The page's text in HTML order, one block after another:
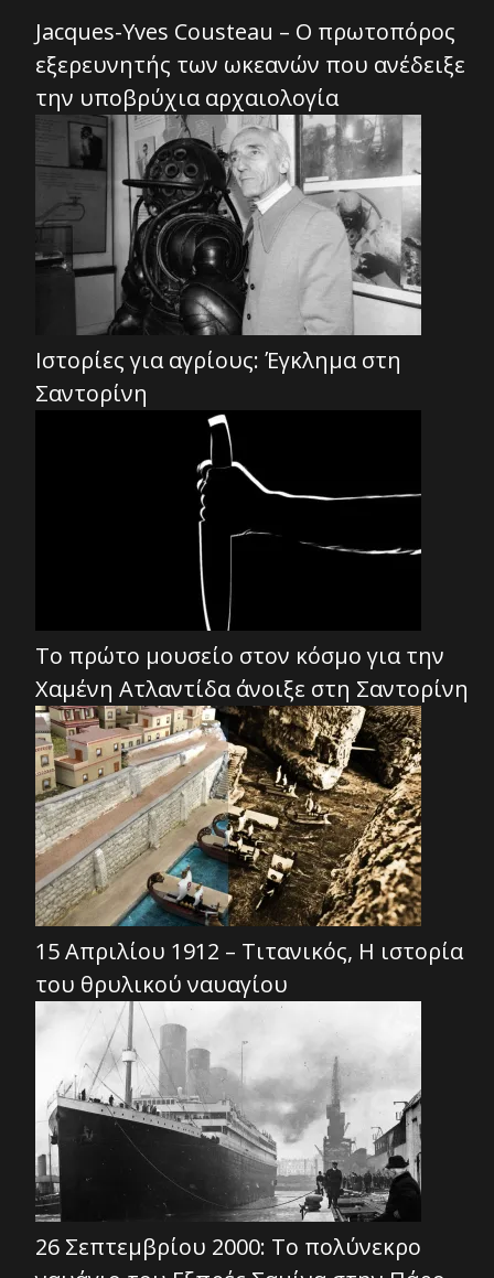
Jacques-Yves Cousteau – Ο πρωτοπόρος
εξερευνητής των ωκεανών που ανέδειξε
την υποβρύχια αρχαιολογία
Ιστορίες για αγρίους: Έγκλημα στη
Σαντορίνη
Το πρώτο μουσείο στον κόσμο για την
Χαμένη Ατλαντίδα άνοιξε στη Σαντορίνη
15 Απριλίου 1912 – Τιτανικός, Η ιστορία
του θρυλικού ναυαγίου
26 Σεπτεμβρίου 2000: Το πολύνεκρο